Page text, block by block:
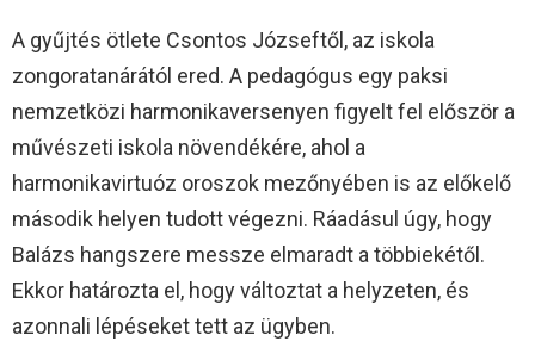
A gyűjtés ötlete Csontos Józseftől, az iskola
zongoratanárától ered. A pedagógus egy paksi
nemzetközi harmonikaversenyen figyelt fel először a
művészeti iskola növendékére, ahol a
harmonikavirtuóz oroszok mezőnyében is az előkelő
második helyen tudott végezni. Ráadásul úgy, hogy
Balázs hangszere messze elmaradt a többiekétől.
Ekkor határozta el, hogy változtat a helyzeten, és
azonnali lépéseket tett az ügyben.